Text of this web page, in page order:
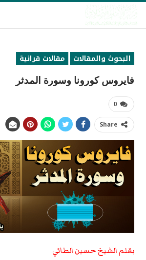
البحوث والمقالات مقالات قرانية
فايروس كورونا وسورة المدثر
0
Share
بقلم الشيخ حسين الطائي